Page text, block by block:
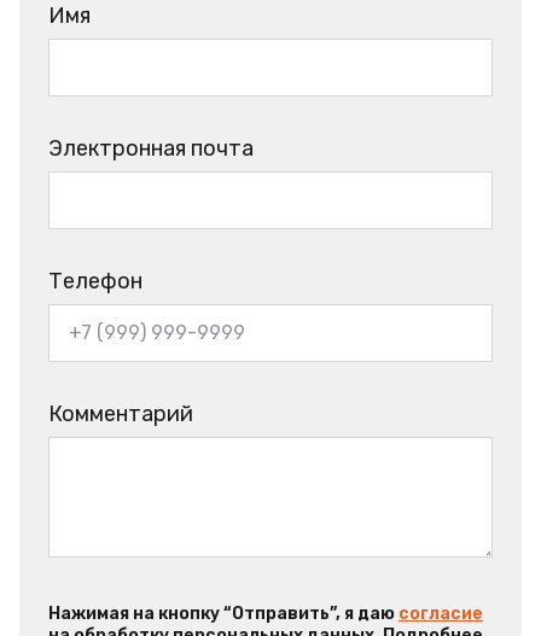
Имя
Электронная почта
Телефон
Комментарий
Нажимая на кнопку “Отправить”, я даю согласие